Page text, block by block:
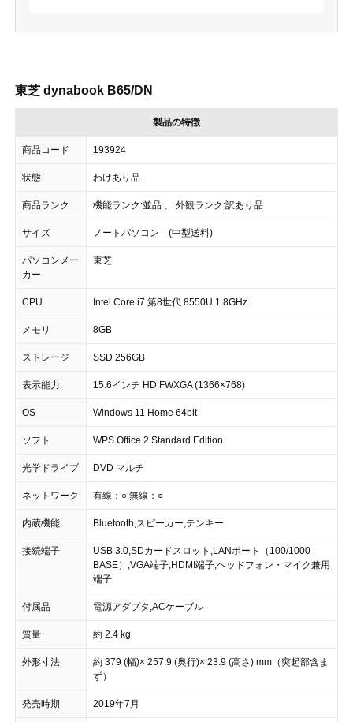
東芝 dynabook B65/DN
製品の特徴
商品コード 193924
状態 わけあり品
商品ランク 機能ランク:並品 、 外観ランク:訳あり品
サイズ ノートパソコン (中型送料)
パソコンメー
カー
東芝
CPU Intel Core i7 第8世代 8550U 1.8GHz
メモリ 8GB
ストレージ SSD 256GB
表示能力 15.6インチ HD FWXGA (1366×768)
OS Windows 11 Home 64bit
ソフト WPS Office 2 Standard Edition
光学ドライブ DVD マルチ
ネットワーク 有線：○,無線：○
内蔵機能 Bluetooth,スピーカー,テンキー
接続端子
USB 3.0,SDカードスロット,LANポート（100/1000
BASE）,VGA端子,HDMI端子,ヘッドフォン・マイク兼用
端子
付属品 電源アダプタ,ACケーブル
質量 約 2.4 kg
外形寸法
約 379 (幅)× 257.9 (奥行)× 23.9 (高さ) mm（突起部含ま
ず）
発売時期 2019年7月